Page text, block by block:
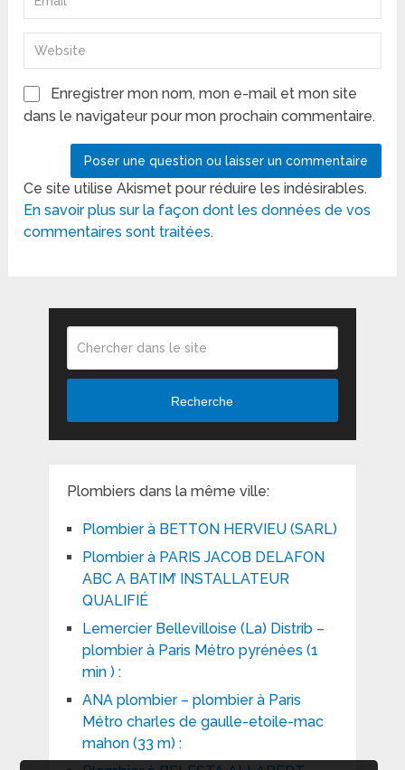
Enregistrer mon nom, mon e-mail et mon site
dans le navigateur pour mon prochain commentaire.
Ce site utilise Akismet pour réduire les indésirables.
En savoir plus sur la façon dont les données de vos
commentaires sont traitées.
Recherche
Plombiers dans la même ville:
Plombier à BETTON HERVIEU (SARL)
Plombier à PARIS JACOB DELAFON
ABC A BATIM’ INSTALLATEUR
QUALIFIÉ
Lemercier Bellevilloise (La) Distrib –
plombier à Paris Métro pyrénées (1
min ) :
ANA plombier – plombier à Paris
Métro charles de gaulle-etoile-mac
mahon (33 m) :